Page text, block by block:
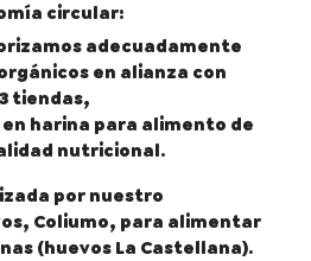
circular:
adecuadamente
en alianza con
tiendas,
harina para alimento de
nutricional.
por nuestro
Coliumo, para alimentar
(huevos La Castellana).